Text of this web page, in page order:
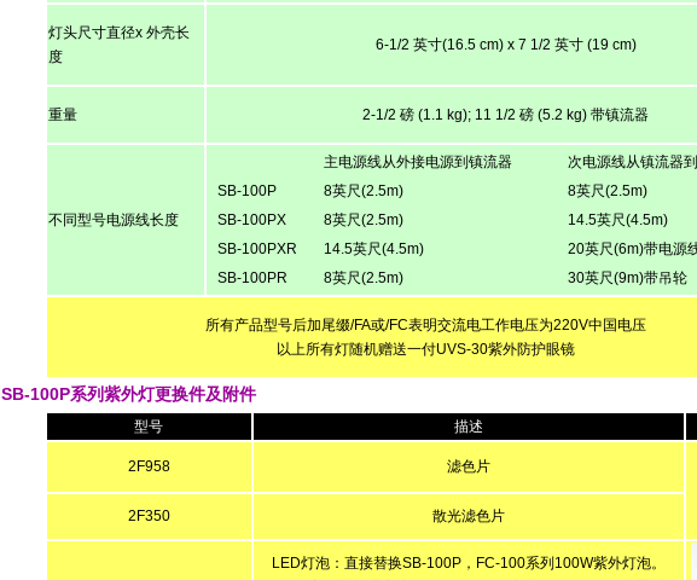
灯头尺寸直径x 外壳长
度
6-1/2 英寸(16.5 cm) x 7 1/2 英寸 (19 cm)
重量 2-1/2 磅 (1.1 kg); 11 1/2 磅 (5.2 kg) 带镇流器
不同型号电源线长度
主电源线从外接电源到镇流器
次电源线从镇流器
SB-100P
8英尺(2.5m)
8英尺(2.5m)
SB-100PX
8英尺(2.5m)
14.5英尺(4.5m)
SB-100PXR
14.5英尺(4.5m)
20英尺(6m)带电源
SB-100PR
8英尺(2.5m) 30英尺(9m)带吊轮
所有产品型号后加尾缀/FA或/FC表明交流电工作电压为220V中国电压
以上所有灯随机赠送一付UVS-30紫外防护眼镜
SB-100P系列紫外灯更换件及附件
型号 描述
2F958 滤色片
2F350 散光滤色片
LED灯泡：直接替换SB-100P，FC-100系列100W紫外灯泡。